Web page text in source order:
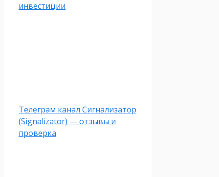
инвестиции
Телеграм канал Сигнализатор
(Signalizator) — отзывы и
проверка